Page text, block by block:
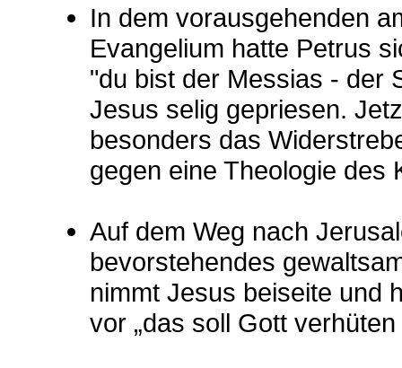
In dem vorausgehenden
Evangelium hatte Petrus
"du bist der Messias - der
Jesus selig gepriesen.
besonders das
gegen eine Theologie des
Auf dem Weg nach
bevorstehendes
nimmt Jesus beiseite und
vor „das soll Gott